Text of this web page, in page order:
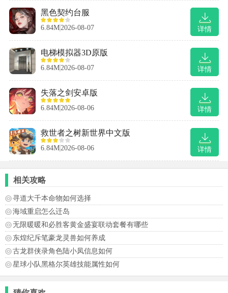
详情
黑色契约台服
6.84M2026-08-07
详情
电梯模拟器3D原版
6.84M2026-08-07
详情
失落之剑安卓版
6.84M2026-08-06
详情
救世者之树新世界中文版
6.84M2026-08-06
相关攻略
寻道大千本命物如何选择
海域重启怎么迁岛
无限暖暖和必胜客黄金盛宴联动套餐有哪些
东煌纪斥笔豪龙灵兽如何养成
古龙群侠录角色陆小凤信息如何
星球小队黑格尔英雄技能属性如何